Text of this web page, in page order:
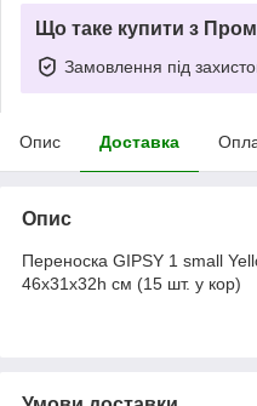
Що таке купити з
Замовлення під
Опис Доставка
Опис
Переноска GIPSY 1 small
46x31x32h см (15 шт. у кор)